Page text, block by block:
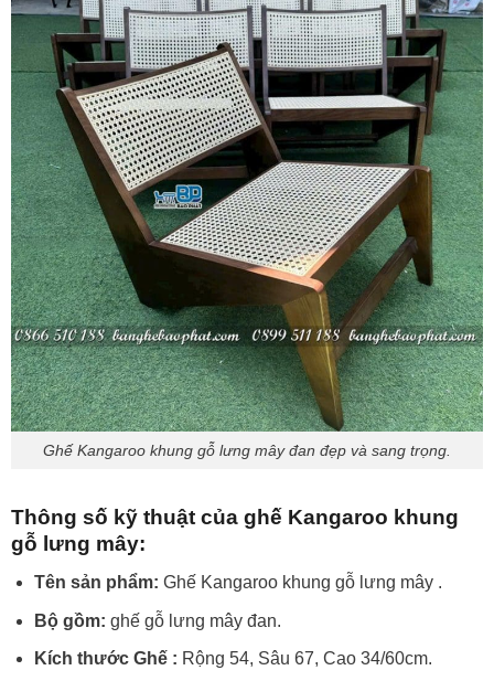
Ghế Kangaroo khung gỗ lưng mây đan đẹp và sang trọng.
Thông số kỹ thuật của ghế Kangaroo khung
gỗ lưng mây:
Tên sản phẩm: Ghế Kangaroo khung gỗ lưng mây .
Bộ gồm: ghế gỗ lưng mây đan.
Kích thước Ghế : Rộng 54, Sâu 67, Cao 34/60cm.